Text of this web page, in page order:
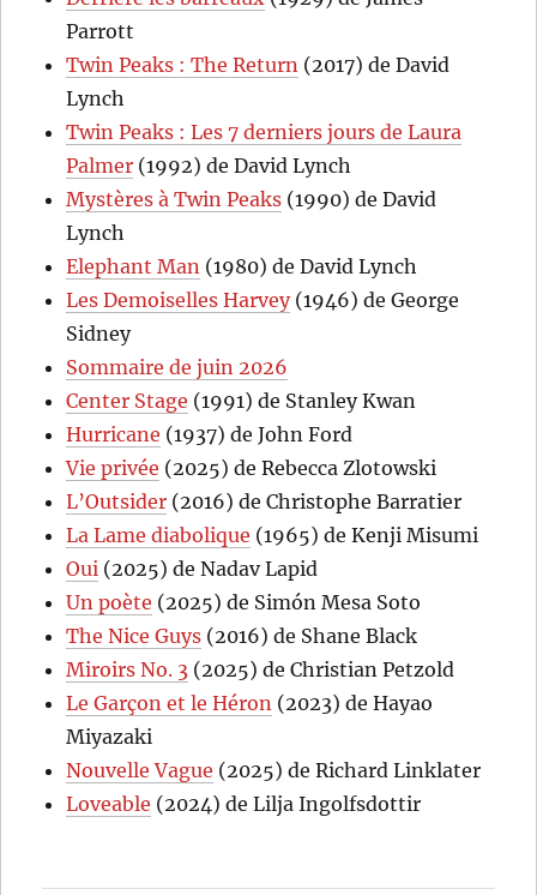
Parrott
Twin Peaks : The Return (2017) de David
Lynch
Twin Peaks : Les 7 derniers jours de Laura
Palmer (1992) de David Lynch
Mystères à Twin Peaks (1990) de David
Lynch
Elephant Man (1980) de David Lynch
Les Demoiselles Harvey(1946) de George
Sidney
Sommaire de juin 2026
Center Stage (1991) de Stanley Kwan
Hurricane (1937) de John Ford
Vie privée (2025) de Rebecca Zlotowski
L’Outsider (2016) de Christophe Barratier
La Lame diabolique (1965) de Kenji Misumi
Oui (2025) de Nadav Lapid
Un poète (2025) de Simón Mesa Soto
The Nice Guys (2016) de Shane Black
Miroirs No. 3 (2025) de Christian Petzold
Le Garçon et le Héron (2023) de Hayao
Miyazaki
Nouvelle Vague (2025) de Richard Linklater
Loveable (2024) de Lilja Ingolfsdottir